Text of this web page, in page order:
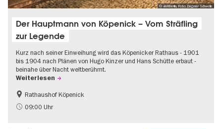
© visitBerlin, Foto: Dagmar Schwelle
Der Hauptmann von Köpenick – Vom Sträfling
zur Legende
Kurz nach seiner Einweihung wird das Köpenicker Rathaus - 1901
bis 1904 nach Plänen von Hugo Kinzer und Hans Schütte erbaut -
beinahe über Nacht weltberühmt.
Weiterlesen
Geschichte
Going local Berlin
Rathaushof Köpenick
09:00 Uhr